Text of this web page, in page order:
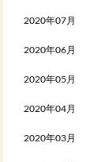
2020年07月
2020年06月
2020年05月
2020年04月
2020年03月